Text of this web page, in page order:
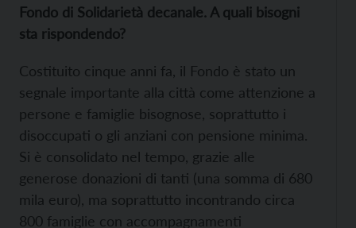
Fondo di Solidarietà decanale. A quali bisogni
sta rispondendo?
Costituito cinque anni fa, il Fondo è stato un
segnale importante alla città come attenzione a
persone e famiglie bisognose, soprattutto i
disoccupati o gli anziani con pensione minima.
Si è consolidato nel tempo, grazie alle
generose donazioni di tanti (una somma di 680
mila euro), ma soprattutto incontrando circa
800 famiglie con accompagnamenti